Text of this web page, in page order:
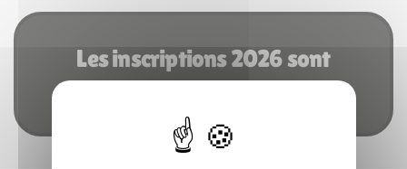
Les inscriptions 2026 sont
closes, vivement 2027 !